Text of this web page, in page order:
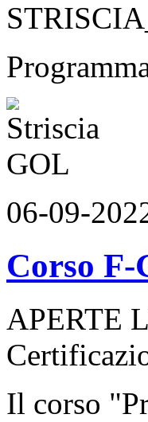
06-09-
Corso F-
APERTE
Il corso